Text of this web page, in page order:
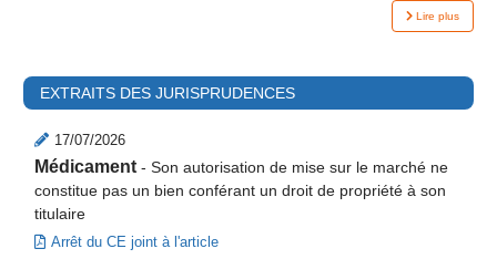
Lire plus
EXTRAITS DES JURISPRUDENCES
17/07/2026
Médicament -Son autorisation de mise sur le marché ne
constitue pas un bien conférant un droit de propriété à son
titulaire
Arrêt du CE joint à l'article